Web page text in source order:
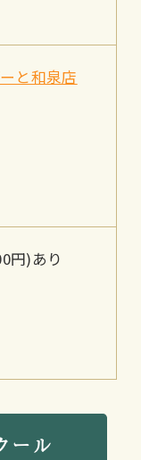
と和泉店
円)あり
ール